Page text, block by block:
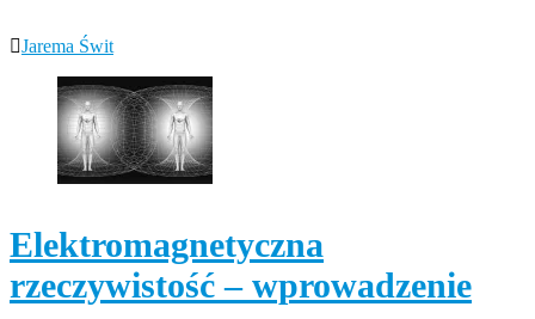
Jarema Świt
Elektromagnetyczna
rzeczywistość – wprowadzenie